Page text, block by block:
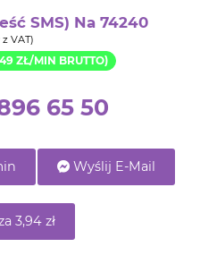
SMS) Na 74240
z VAT)
ZŁ/MIN BRUTTO)
65 50
Wyślij E-Mail
3,94 zł